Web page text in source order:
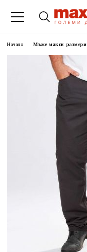
Начало Мъже макси размери